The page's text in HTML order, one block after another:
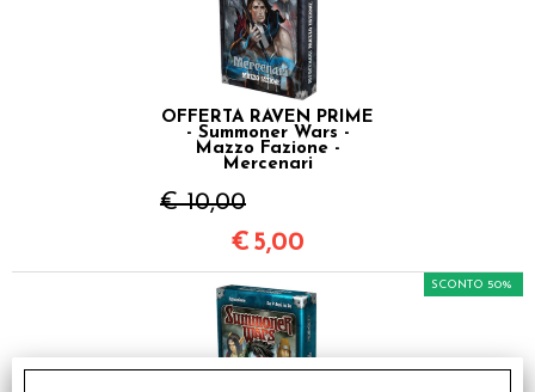
OFFERTA RAVEN PRIME
- Summoner Wars -
Mazzo Fazione -
Mercenari
€ 10,00
€ 5,00
SCONTO 50%